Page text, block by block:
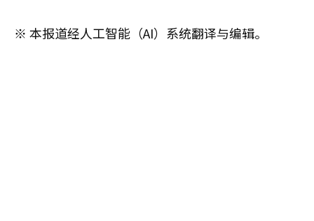
※ 本报道经人工智能（AI）系统翻译与编辑。